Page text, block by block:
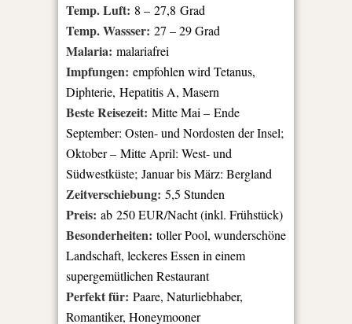
Temp. Luft: 8 – 27,8 Grad
Temp. Wassser: 27 – 29 Grad
Malaria: malariafrei
Impfungen: empfohlen wird Tetanus,
Diphterie, Hepatitis A, Masern
Beste Reisezeit: Mitte Mai – Ende
September: Osten- und Nordosten der Insel;
Oktober – Mitte April: West- und
Südwestküste; Januar bis März: Bergland
Zeitverschiebung: 5,5 Stunden
Preis: ab 250 EUR/Nacht (inkl. Frühstück)
Besonderheiten: toller Pool, wunderschöne
Landschaft, leckeres Essen in einem
supergemütlichen Restaurant
Perfekt für: Paare, Naturliebhaber,
Romantiker, Honeymooner